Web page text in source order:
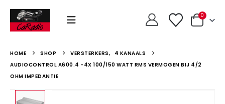
0
HOME SHOP VERSTERKERS,
4 KANAALS
AUDIOCONTROL A600.4 -4X 100/150 WATT RMS VERMOGEN BIJ 4/2
OHM IMPEDANTIE